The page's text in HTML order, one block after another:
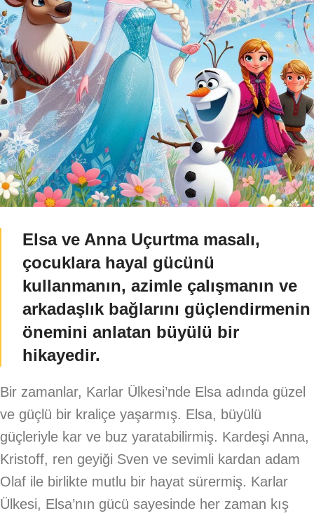
Elsa ve Anna Uçurtma masalı,
çocuklara hayal gücünü
kullanmanın, azimle çalışmanın ve
arkadaşlık bağlarını güçlendirmenin
önemini anlatan büyülü bir
hikayedir.
Bir zamanlar, Karlar Ülkesi’nde Elsa adında güzel
ve güçlü bir kraliçe yaşarmış. Elsa, büyülü
güçleriyle kar ve buz yaratabilirmiş. Kardeşi Anna,
Kristoff, ren geyiği Sven ve sevimli kardan adam
Olaf ile birlikte mutlu bir hayat sürermiş. Karlar
Ülkesi, Elsa’nın gücü sayesinde her zaman kış